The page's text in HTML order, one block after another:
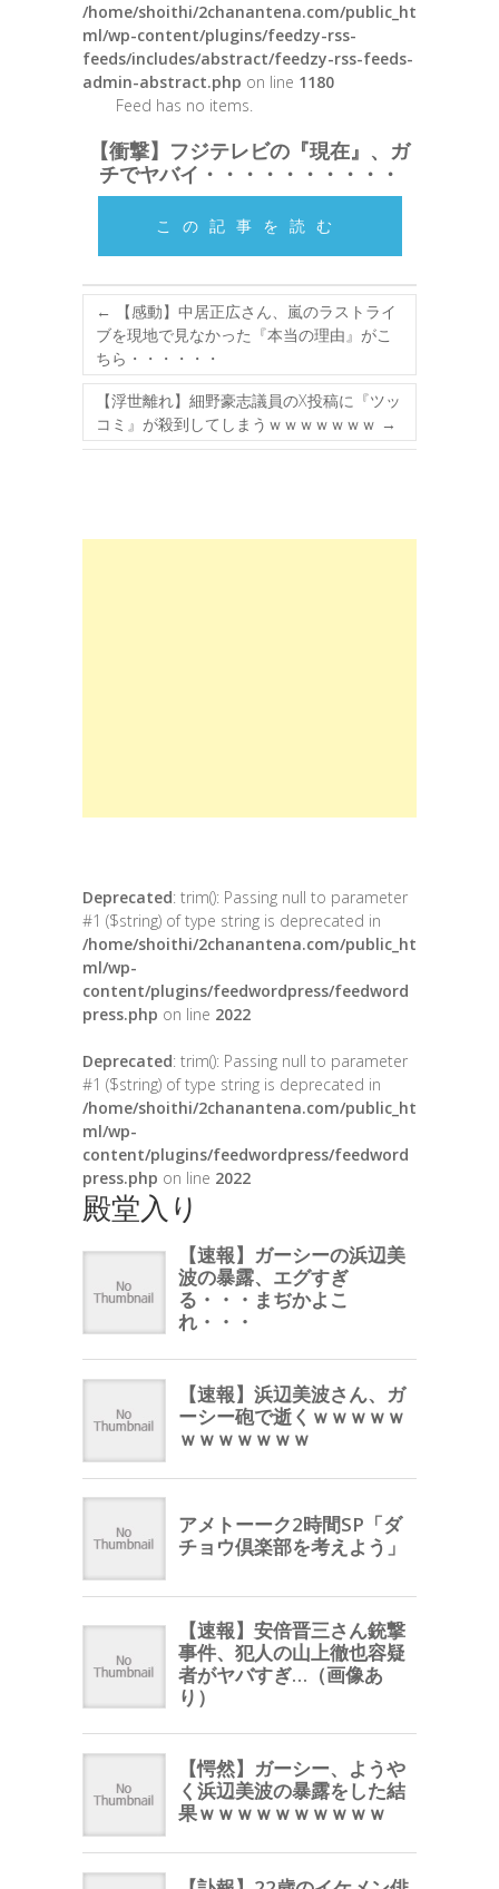
/home/shoithi/2chanantena.com/public_ht
ml/wp-content/plugins/feedzy-rss-
feeds/includes/abstract/feedzy-rss-feeds-
admin-abstract.php on line 1180
Feed has no items.
【衝撃】フジテレビの『現在』、ガ
チでヤバイ・・・・・・・・・・
この記事を読む
←
【感動】中居正広さん、嵐のラストライ
ブを現地で見なかった『本当の理由』がこ
ちら・・・・・・
【浮世離れ】細野豪志議員のX投稿に『ツッ
コミ』が殺到してしまうｗｗｗｗｗｗｗ →
Deprecated: trim(): Passing null to parameter
#1 ($string) of type string is deprecated in
/home/shoithi/2chanantena.com/public_ht
ml/wp-
content/plugins/feedwordpress/feedword
press.php on line 2022
Deprecated: trim(): Passing null to parameter
#1 ($string) of type string is deprecated in
/home/shoithi/2chanantena.com/public_ht
ml/wp-
content/plugins/feedwordpress/feedword
press.php on line 2022
殿堂入り